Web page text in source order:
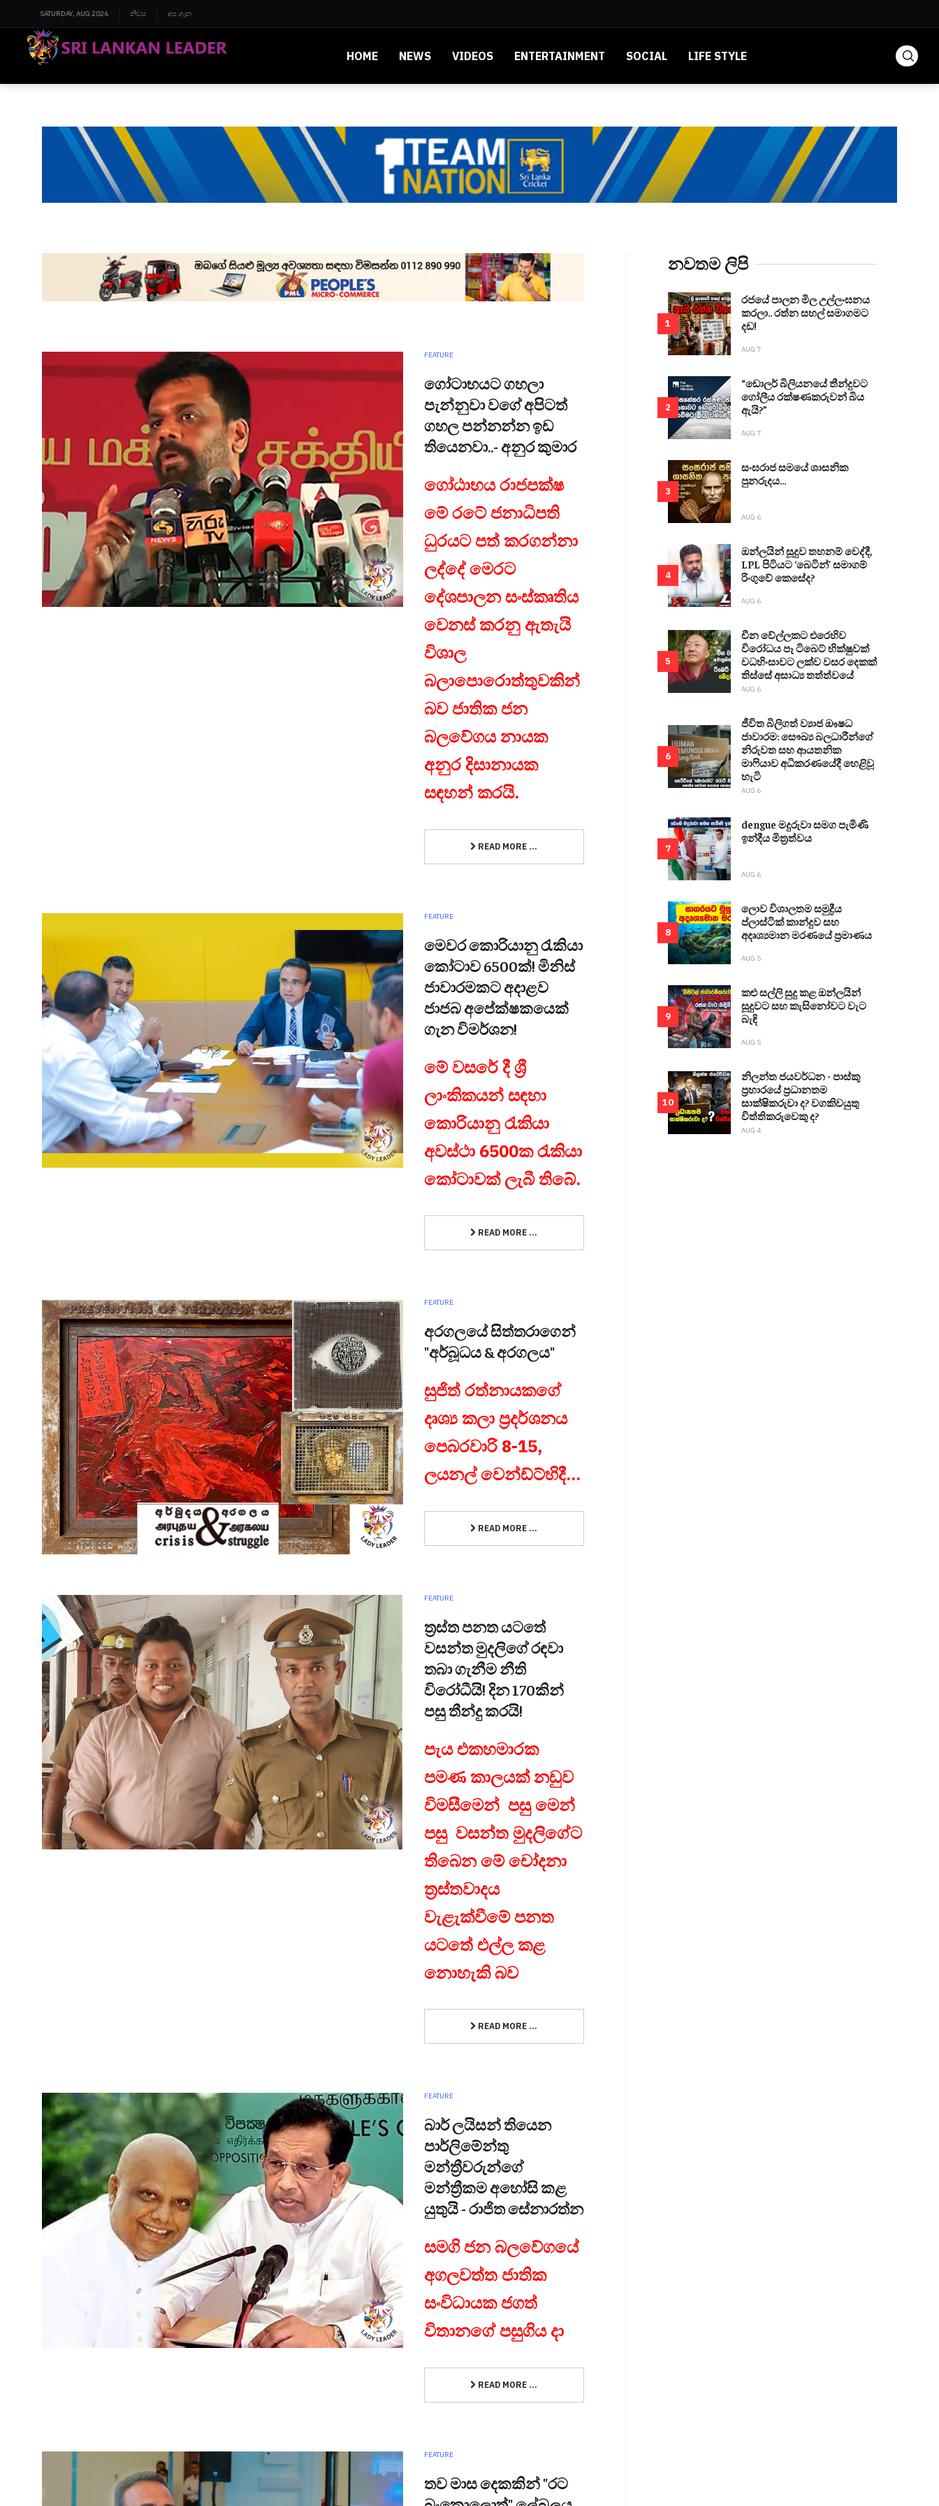
SATURDAY, AUG 2026 නිවස අප ගැන
HOME NEWS VIDEOS ENTERTAINMENT SOCIAL LIFE STYLE
FEATURE
ගෝටාභයට ගහලා
පැන්නුවා වගේ අපිටත්
ගහල පන්නන්න ඉඩ
තියෙනවා..- අනුර කුමාර
ගෝඨාභය රාජපක්ෂ
මේ රටේ ජනාධිපති
ධුරයට පත් කරගන්නා
ලද්දේ මෙරට
දේශපාලන සංස්කෘතිය
වෙනස් කරනු ඇතැයි
විශාල
බලාපොරොත්තුවකින්
බව ජාතික ජන
බලවේගය නායක
අනුර දිසානායක
සඳහන් කරයි.
READ MORE ...
FEATURE
මෙවර කොරියානු රැකියා
කෝටාව 6500ක්! මිනිස්
ජාවාරමකට අදාළව
ජාජබ අපේක්ෂකයෙක්
ගැන විමර්ශන!
මේ වසරේ දී ශ්‍රී
ලාංකිකයන් සඳහා
කොරියානු රැකියා
අවස්ථා 6500ක රැකියා
කෝටාවක් ලැබී තිබේ.
READ MORE ...
FEATURE
අරගලයේ සිත්තරාගෙන්
"අර්බූධය & අරගලය"
සුජිත් රත්නායකගේ
දෘශ්‍ය කලා ප්‍රදර්ශනය
පෙබරවාරි 8-15,
ලයනල් වෙන්ඩ්ට්හිදී...
READ MORE ...
FEATURE
ත්‍රස්ත පනත යටතේ
වසන්ත මුදලිගේ රඳවා
තබා ගැනීම නීති
විරෝධීයි! දින 170කින්
පසු තීන්දු කරයි!
පැය එකහමාරක
පමණ කාලයක් නඩුව
විමසීමෙන් පසු මෙන්
පසු වසන්ත මුදලිගේට
තිබෙන මේ චෝදනා
ත්‍රස්තවාදය
වැළැක්වීමේ පනත
යටතේ එල්ල කළ
නොහැකි බව
READ MORE ...
FEATURE
බාර් ලයිසන් තියෙන
පාර්ලිමේන්තු
මන්ත්‍රීවරුන්ගේ
මන්ත්‍රීකම අහෝසි කළ
යුතුයි - රාජිත සේනාරත්න
සමගි ජන බලවේගයේ
අගලවත්ත ජාතික
සංවිධායක ජගත්
විතානගේ පසුගිය දා
READ MORE ...
FEATURE
තව මාස දෙකකින් "රට
නවතම ලිපි
1
රජයේ පාලන මිල උල්ලංඝනය
කරලා.. රත්න සහල් සමාගමට
දඩ!
AUG 7
2
“ඩොලර් බිලියනයේ තීන්දුවට
ගෝලීය රක්ෂණකරුවන් බිය
ඇයි?”
AUG 7
3
සංඝරාජ සමයේ ශාසනික
පුනරුදය...
AUG 6
4
ඔන්ලයින් සූදුව තහනම් වෙද්දී,
LPL පිටියට ‘බෙටින්’ සමාගම්
රිංගුවේ කෙසේද?
AUG 6
5
චීන වේල්ලකට එරෙහිව
විරෝධය පෑ ටිබෙට් භික්ෂුවක්
වධහිංසාවට ලක්ව වසර දෙකක්
තිස්සේ අසාධ්‍ය තත්ත්වයේ
AUG 6
6
ජීවිත බිලිගත් ව්‍යාජ ඖෂධ
ජාවාරම: සෞඛ්‍ය බලධාරීන්ගේ
නිරුවත සහ ආයතනික
මාෆියාව අධිකරණයේදී හෙළිවූ
හැටි
AUG 6
7
dengue මදුරුවා සමග පැමිණි
ඉන්දීය මිත්‍රත්වය
AUG 6
8
ලොව විශාලතම සමුද්‍රීය
ප්ලාස්ටික් කාන්දුව සහ
අදෘශ්‍යමාන මරණයේ ප්‍රමාණය
AUG 5
9
කළු සල්ලි සුදු කළ ඔන්ලයින්
සූදුවට සහ කැසිනෝවට වැට
බැඳි
AUG 5
10
නිලන්ත ජයවර්ධන - පාස්කු
ප්‍රහාරයේ ප්‍රධානතම
සාක්ෂිකරුවා ද? වගකිවයුතු
විත්තිකරුවෙකු ද?
AUG 4